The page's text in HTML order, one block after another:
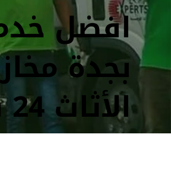
افضل
بجدة
الأثاث 24 ساعة